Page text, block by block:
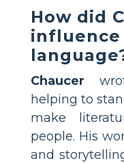
How did
influence
Chaucer
helping to
make
people. His
and